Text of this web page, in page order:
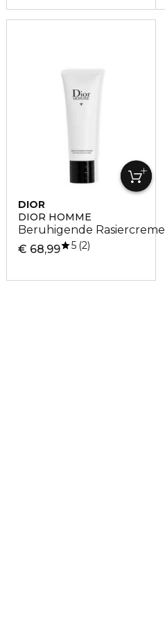
DIOR
DIOR HOMME
Beruhigende Rasiercreme
€ 68,99
5 2